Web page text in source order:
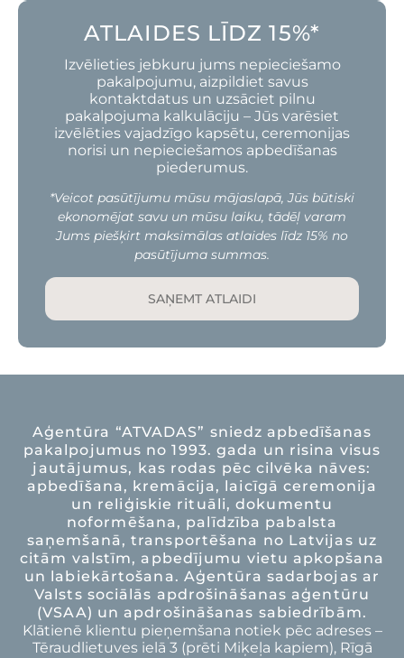
ATLAIDES LĪDZ 15%*
Izvēlieties jebkuru jums nepieciešamo
pakalpojumu, aizpildiet savus
kontaktdatus un uzsāciet pilnu
pakalpojuma kalkulāciju – Jūs varēsiet
izvēlēties vajadzīgo kapsētu, ceremonijas
norisi un nepieciešamos apbedīšanas
piederumus.
*Veicot pasūtījumu mūsu mājaslapā, Jūs būtiski
ekonomējat savu un mūsu laiku, tādēļ varam
Jums piešķirt maksimālas atlaides līdz 15% no
pasūtījuma summas.
SAŅEMT ATLAIDI
Aģentūra “ATVADAS” sniedz apbedīšanas
pakalpojumus no 1993. gada un risina visus
jautājumus, kas rodas pēc cilvēka nāves:
apbedīšana, kremācija, laicīgā ceremonija
un reliģiskie rituāli, dokumentu
noformēšana, palīdzība pabalsta
saņemšanā, transportēšana no Latvijas uz
citām valstīm, apbedījumu vietu apkopšana
un labiekārtošana. Aģentūra sadarbojas ar
Valsts sociālās apdrošināšanas aģentūru
(VSAA) un apdrošināšanas sabiedrībām.
Klātienē klientu pieņemšana notiek pēc adreses –
Tēraudlietuves ielā 3 (prēti Miķeļa kapiem), Rīgā